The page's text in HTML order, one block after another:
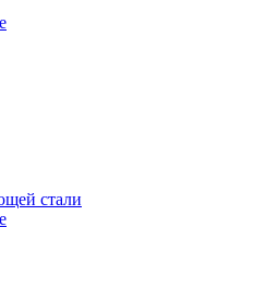
стали